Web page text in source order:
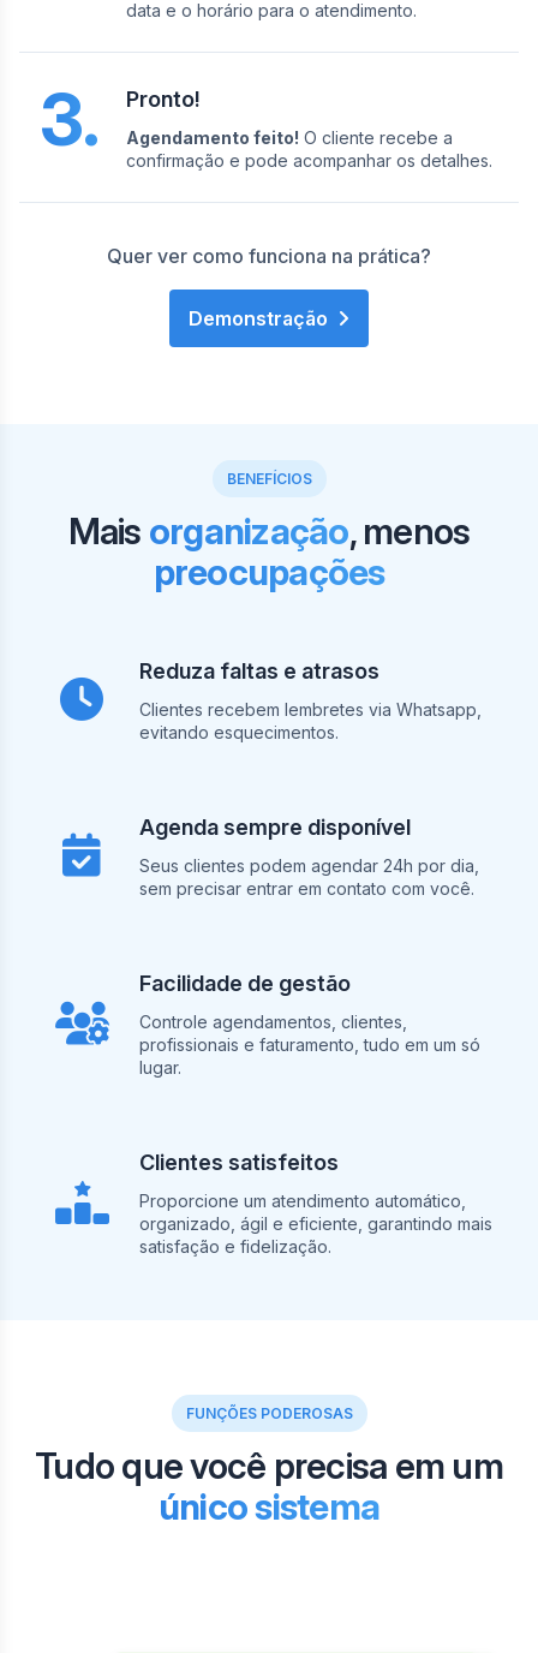
data e o horário para o atendimento.
3. Pronto!
Agendamento feito! O cliente recebe a
confirmação e pode acompanhar os detalhes.
Quer ver como funciona na prática?
Demonstração
BENEFÍCIOS
Mais organização, menos
preocupações
Reduza faltas e atrasos
Clientes recebem lembretes via Whatsapp,
evitando esquecimentos.
Agenda sempre disponível
Seus clientes podem agendar 24h por dia,
sem precisar entrar em contato com você.
Facilidade de gestão
Controle agendamentos, clientes,
profissionais e faturamento, tudo em um só
lugar.
Clientes satisfeitos
Proporcione um atendimento automático,
organizado, ágil e eficiente, garantindo mais
satisfação e fidelização.
FUNÇÕES PODEROSAS
Tudo que você precisa em um
único sistema